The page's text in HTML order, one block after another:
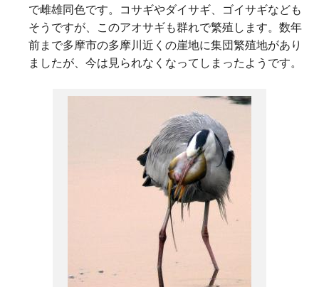
で雌雄同色です。コサギやダイサギ、ゴイサギなども
そうですが、このアオサギも群れで繁殖します。数年
前まで多摩市の多摩川近くの崖地に集団繁殖地があり
ましたが、今は見られなくなってしまったようです。